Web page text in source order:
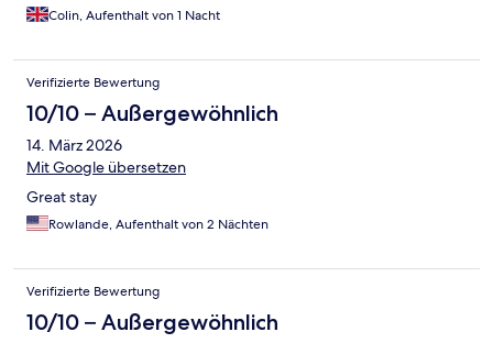
Colin, Aufenthalt von 1 Nacht
Verifizierte Bewertung
10/10 – Außergewöhnlich
14. März 2026
Mit Google übersetzen
Great stay
Rowlande, Aufenthalt von 2 Nächten
Verifizierte Bewertung
10/10 – Außergewöhnlich